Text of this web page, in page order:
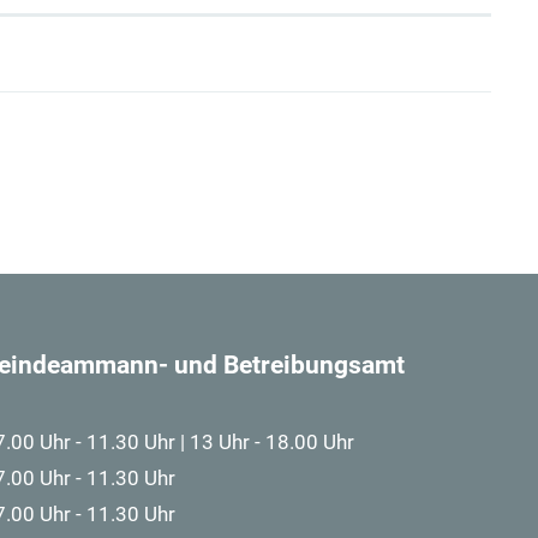
und Betreibungsamt
Uhr - 11.30 Uhr | 13 Uhr - 18.00 Uhr
Uhr - 11.30 Uhr
Uhr - 11.30 Uhr